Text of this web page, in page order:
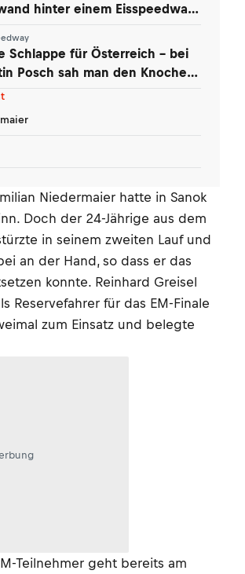
hinter einem Eisspeedway-
Schlappe für Österreich – bei
Posch sah man den Knochen
Niedermaier hatte in Sanok
Doch der 24-Jährige aus dem
in seinem zweiten Lauf und
an der Hand, so dass er das
konnte. Reinhard Greisel
Reservefahrer für das EM-Finale
zum Einsatz und belegte
Teilnehmer geht bereits am